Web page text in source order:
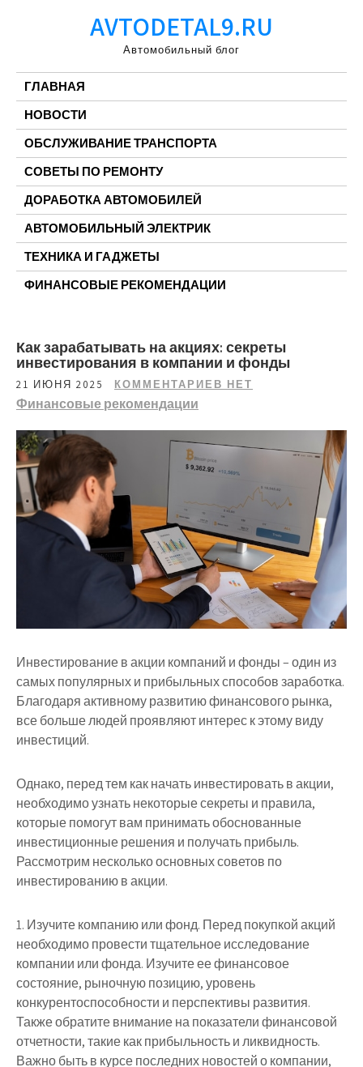
AVTODETAL9.RU
Автомобильный блог
ГЛАВНАЯ
НОВОСТИ
ОБСЛУЖИВАНИЕ ТРАНСПОРТА
СОВЕТЫ ПО РЕМОНТУ
ДОРАБОТКА АВТОМОБИЛЕЙ
АВТОМОБИЛЬНЫЙ ЭЛЕКТРИК
ТЕХНИКА И ГАДЖЕТЫ
ФИНАНСОВЫЕ РЕКОМЕНДАЦИИ
Как зарабатывать на акциях: секреты
инвестирования в компании и фонды
21 ИЮНЯ 2025 КОММЕНТАРИЕВ НЕТ
Финансовые рекомендации
Инвестирование в акции компаний и фонды – один из
самых популярных и прибыльных способов заработка.
Благодаря активному развитию финансового рынка,
все больше людей проявляют интерес к этому виду
инвестиций.
Однако, перед тем как начать инвестировать в акции,
необходимо узнать некоторые секреты и правила,
которые помогут вам принимать обоснованные
инвестиционные решения и получать прибыль.
Рассмотрим несколько основных советов по
инвестированию в акции.
1. Изучите компанию или фонд. Перед покупкой акций
необходимо провести тщательное исследование
компании или фонда. Изучите ее финансовое
состояние, рыночную позицию, уровень
конкурентоспособности и перспективы развития.
Также обратите внимание на показатели финансовой
отчетности, такие как прибыльность и ликвидность.
Важно быть в курсе последних новостей о компании,